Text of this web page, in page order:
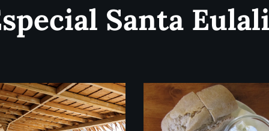
Santa